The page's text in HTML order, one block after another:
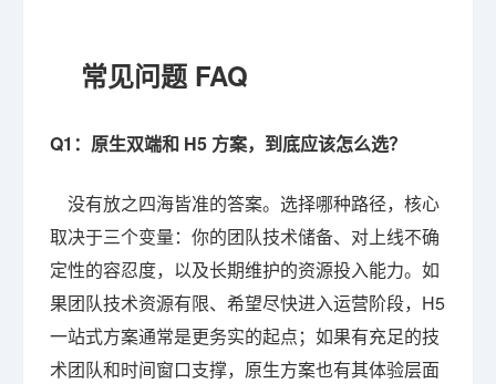
常见问题 FAQ
Q1：原生双端和 H5 方案，到底应该怎么选？
没有放之四海皆准的答案。选择哪种路径，核心
取决于三个变量：你的团队技术储备、对上线不确
定性的容忍度，以及长期维护的资源投入能力。如
果团队技术资源有限、希望尽快进入运营阶段，H5
一站式方案通常是更务实的起点；如果有充足的技
术团队和时间窗口支撑，原生方案也有其体验层面